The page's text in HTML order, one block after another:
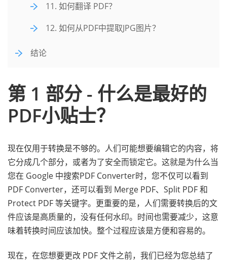
11. 如何翻译 PDF？
12. 如何从PDF中提取JPG图片？
结论
第 1 部分 - 什么是最好的
PDF小贴士？
现在仅用于转换是不够的。人们可能想要编辑它的内容，将
它分成几个部分，或者为了安全而锁定它。这就是为什么当
您在 Google 中搜索PDF Converter时，您不仅可以看到
PDF Converter，还可以看到 Merge PDF、Split PDF 和
Protect PDF 等关键字。更重要的是，人们需要转换后的文
件应该是高质量的，没有任何水印。时间也需要减少，这意
味着转换时间应该加快。整个过程应该是方便和容易的。
现在，在您想要更改 PDF 文件之前，我们已经为您总结了